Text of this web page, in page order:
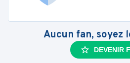
Aucun fan, soyez
DEVENIR